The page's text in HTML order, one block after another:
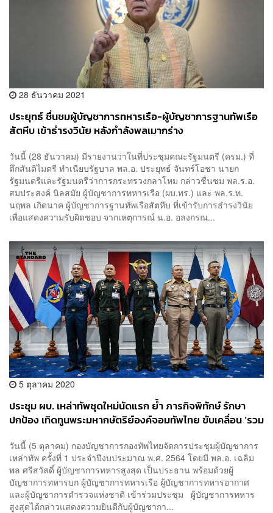
28 ธันวาคม 2021
ประยุทธ์ ชื่นชมผู้บัญชาการทหารเรือ-ผู้บัญชาการฐานทัพเรือ
สัตหีบ เข้าธำรงวินัย หลังกำลังพลเมากร่าง
วันนี้ (28 ธันวาคม) มีรายงานว่าในที่ประชุมคณะรัฐมนตรี (ครม.) ที่
ตึกสันติไมตรี ทำเนียบรัฐบาล พล.อ. ประยุทธ์ จันทร์โอชา นายก
รัฐมนตรีและรัฐมนตรีว่าการกระทรวงกลาโหม กล่าวชื่นชม พล.ร.อ.
สมประสงค์ นิลสมัย ผู้บัญชาการทหารเรือ (ผบ.ทร.) และ พล.ร.ท.
นฤพล เกิดนาค ผู้บัญชาการฐานทัพเรือสัตหีบ ที่เข้ารับการธำรงวินัย
เพื่อแสดงความรับผิดชอบ จากเหตุการณ์ น.อ. อลงกรณ...
5 ตุลาคม 2020
ประชุม ผบ. เหล่าทัพชุดใหม่นัดแรก ย้ำ ภารกิจพิทักษ์ รักษา
ปกป้อง เทิดทูนพระมหากษัตริย์องค์จอมทัพไทย ขับเคลื่อน ‘รวม
วันนี้ (5 ตุลาคม) กองบัญชาการกองทัพไทยจัดการประชุมผู้บัญชาการ
เหล่าทัพ ครั้งที่ 1 ประจำปีงบประมาณ พ.ศ. 2564 โดยมี พล.อ. เฉลิม
พล ศรีสวัสดิ์ ผู้บัญชาการทหารสูงสุด เป็นประธาน พร้อมด้วยผู้
บัญชาการทหารบก ผู้บัญชาการทหารเรือ ผู้บัญชาการทหารอากาศ
และผู้บัญชาการตำรวจแห่งชาติ เข้าร่วมประชุม ผู้บัญชาการทหาร
สูงสุดได้กล่าวแสดงความยินดีกับผู้บัญชากา...